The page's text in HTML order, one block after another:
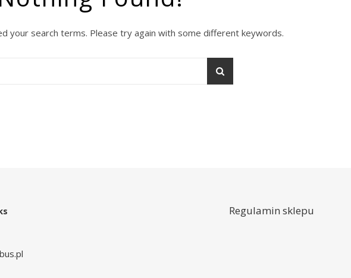
your search terms. Please try again with some different keywords.
Regulamin sklepu